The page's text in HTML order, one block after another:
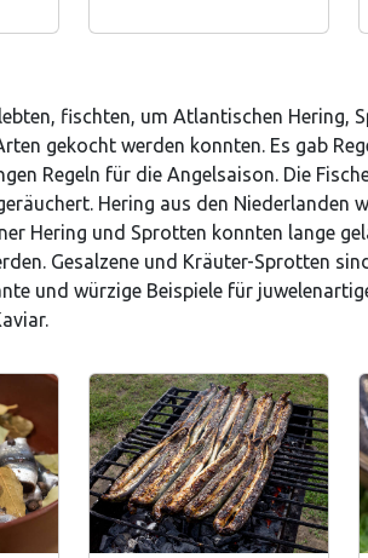
fischten, um Atlantischen Hering,
gekocht werden konnten. Es gab
Regeln für die Angelsaison. Die
Hering aus den Niederlanden
Hering und Sprotten konnten lange
Gesalzene und Kräuter-Sprotten
und würzige Beispiele für